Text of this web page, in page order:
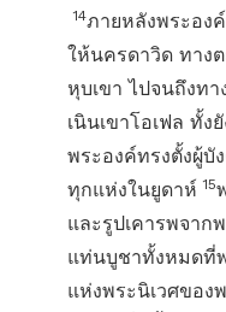
14ภายหลังพระอง
ให้นครดาวิด ทาง
หุบเขา ไปจนถึงท
เนินเขาโอเฟล ทั้ง
พระองค์ทรงตั้งผู้บั
ทุกแห่งในยูดาห์15
และรูปเคารพจาก
แท่นบูชาทั้งหมดที่
แห่งพระนิเวศของ